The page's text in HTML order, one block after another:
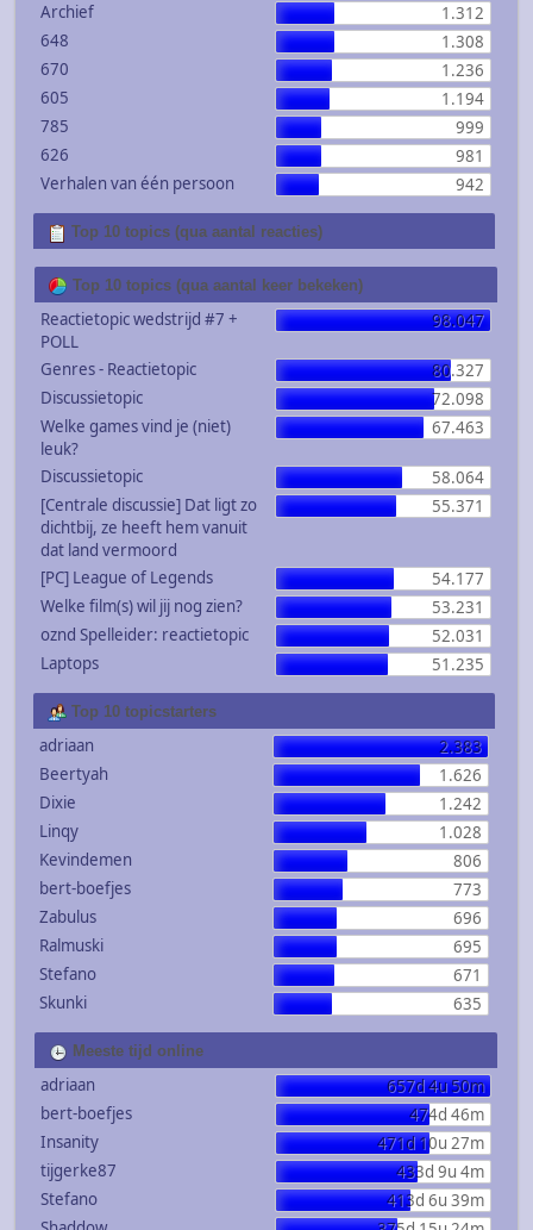
Archief
1.312
648
1.308
670
1.236
605
1.194
785
999
626
981
Verhalen van één persoon
942
Top 10 topics (qua aantal reacties)
Top 10 topics (qua aantal keer bekeken)
Reactietopic wedstrijd #7 +
POLL
98.047
Genres - Reactietopic
80.327
Discussietopic
72.098
Welke games vind je (niet)
leuk?
67.463
Discussietopic
58.064
[Centrale discussie] Dat ligt zo
dichtbij, ze heeft hem vanuit
dat land vermoord
55.371
[PC] League of Legends
54.177
Welke film(s) wil jij nog zien?
53.231
oznd Spelleider: reactietopic
52.031
Laptops
51.235
Top 10 topicstarters
adriaan
2.383
Beertyah
1.626
Dixie
1.242
Linqy
1.028
Kevindemen
806
bert-boefjes
773
Zabulus
696
Ralmuski
695
Stefano
671
Skunki
635
Meeste tijd online
adriaan
657d 4u 50m
bert-boefjes
474d 46m
Insanity
471d 10u 27m
tijgerke87
433d 9u 4m
Stefano
413d 6u 39m